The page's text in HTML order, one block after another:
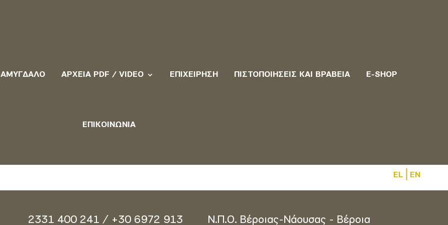
ΑΜΎΓΔΑΛΟ ΑΡΧΕΊΑ PDF / VIDEO ΕΠΙΧΕΊΡΗΣΗ ΠΙΣΤΟΠΟΙΉΣΕΙΣ ΚΑΙ ΒΡΑΒΕΊΑ E-SHOP
ΕΠΙΚΟΙΝΩΝΊΑ
EL | EN
2331 400 241 / +30 6972 913
Ν.Π.Ο. Βέροιας-Νάουσας - Βέροια